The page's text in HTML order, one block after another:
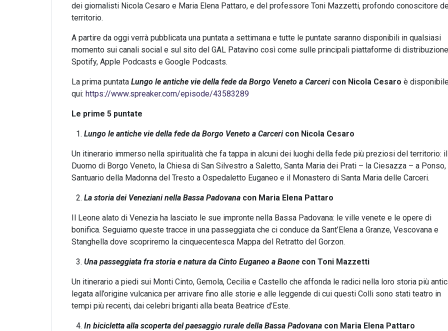
dei giornalisti Nicola Cesaro e Maria Elena Pattaro, e del professore Toni Mazzetti, profondo conoscitore
territorio.
A partire da oggi verrà pubblicata una puntata a settimana e tutte le puntate saranno disponibili in qualsiasi
momento sui canali social e sul sito del GAL Patavino così come sulle principali piattaforme di distribuzione
Spotify, Apple Podcasts e Google Podcasts.
La prima puntata Lungo le antiche vie della fede da Borgo Veneto a Carceri con Nicola Cesaro è
qui: https://www.spreaker.com/episode/43583289
Le prime 5 puntate
Lungo le antiche vie della fede da Borgo Veneto a Carcericon Nicola Cesaro
Un itinerario immerso nella spiritualità che fa tappa in alcuni dei luoghi della fede più preziosi del territorio: il
Duomo di Borgo Veneto, la Chiesa di San Silvestro a Saletto, Santa Maria dei Prati – la Ciesazza – a Ponso,
Santuario della Madonna del Tresto a Ospedaletto Euganeo e il Monastero di Santa Maria delle Carceri.
La storia dei Veneziani nella Bassa Padovana con Maria Elena Pattaro
Il Leone alato di Venezia ha lasciato le sue impronte nella Bassa Padovana: le ville venete e le opere di
bonifica. Seguiamo queste tracce in una passeggiata che ci conduce da Sant’Elena a Granze, Vescovana e
Stanghella dove scopriremo la cinquecentesca Mappa del Retratto del Gorzon.
Una passeggiata fra storia e natura da Cinto Euganeo a Baone con Toni Mazzetti
Un itinerario a piedi sui Monti Cinto, Gemola, Cecilia e Castello che affonda le radici nella loro storia più
legata all’origine vulcanica per arrivare fino alle storie e alle leggende di cui questi Colli sono stati teatro in
tempi più recenti, dai celebri briganti alla beata Beatrice d’Este.
In bicicletta alla scoperta del paesaggio rurale della Bassa Padovana con Maria Elena Pattaro